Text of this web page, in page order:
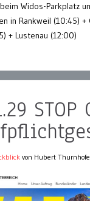
Widos-Parkplatz
in Rankweil (10:45) +
+ Lustenau (12:00)
STOP
von Hubert